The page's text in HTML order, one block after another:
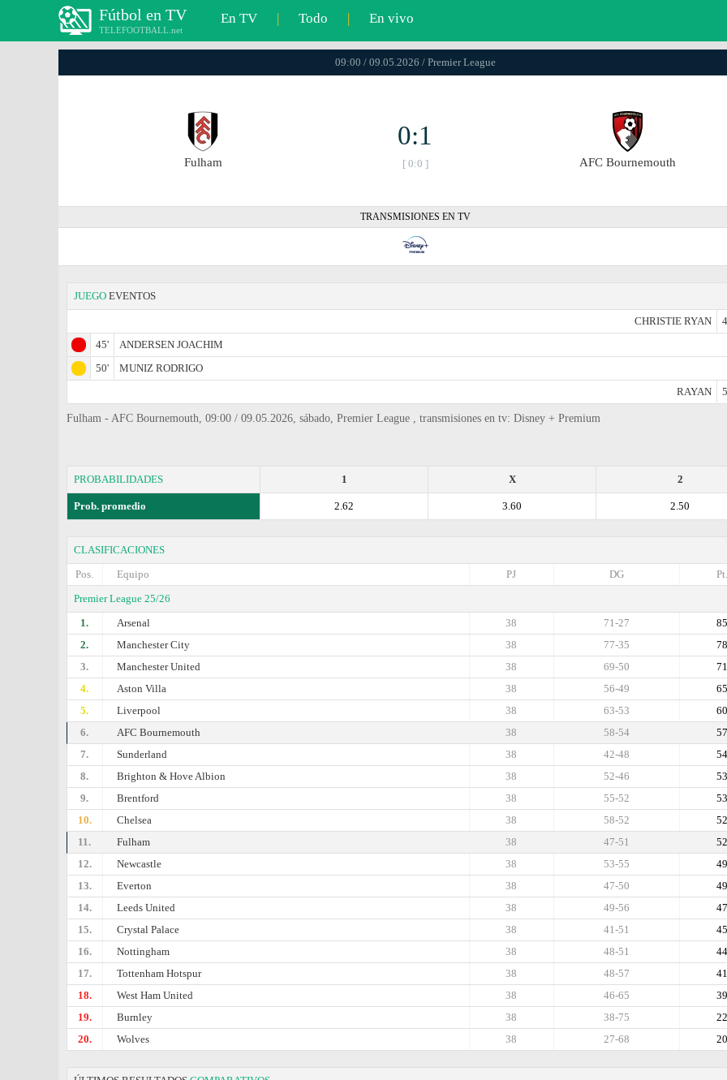
Fútbol en TV
TELEFOOTBALL.net
En TV | Todo | En vivo
09:00 / 09.05.2026 / Premier League
Fulham
0:1
[ 0:0 ] AFC Bournemouth
TRANSMISIONES EN TV
JUEGO EVENTOS
CHRISTIE RYAN
45'
ANDERSEN JOACHIM
50'
MUNIZ RODRIGO
RAYAN
Fulham - AFC Bournemouth, 09:00 / 09.05.2026, sábado, Premier League , transmisiones en tv: Disney + Premium
PROBABILIDADES 2
X
1
Prob. promedio 2.50
3.60
2.62
CLASIFICACIONES
Pos.
Equipo Pt.
DG
PJ
Premier League 25/26
1.
Arsenal 85
71-27
38
2.
Manchester City 78
77-35
38
3.
Manchester United 71
69-50
38
4.
Aston Villa 65
56-49
38
5.
Liverpool 60
63-53
38
6.
AFC Bournemouth 57
58-54
38
7.
Sunderland 54
42-48
38
8.
Brighton & Hove Albion 53
52-46
38
9.
Brentford 53
55-52
38
10.
Chelsea 52
58-52
38
11.
Fulham 52
47-51
38
12.
Newcastle 49
53-55
38
13.
Everton 49
47-50
38
14.
Leeds United 47
49-56
38
15.
Crystal Palace 45
41-51
38
16.
Nottingham 44
48-51
38
17.
Tottenham Hotspur 41
48-57
38
18.
West Ham United 39
46-65
38
19.
Burnley 22
38-75
38
20.
Wolves 20
27-68
38